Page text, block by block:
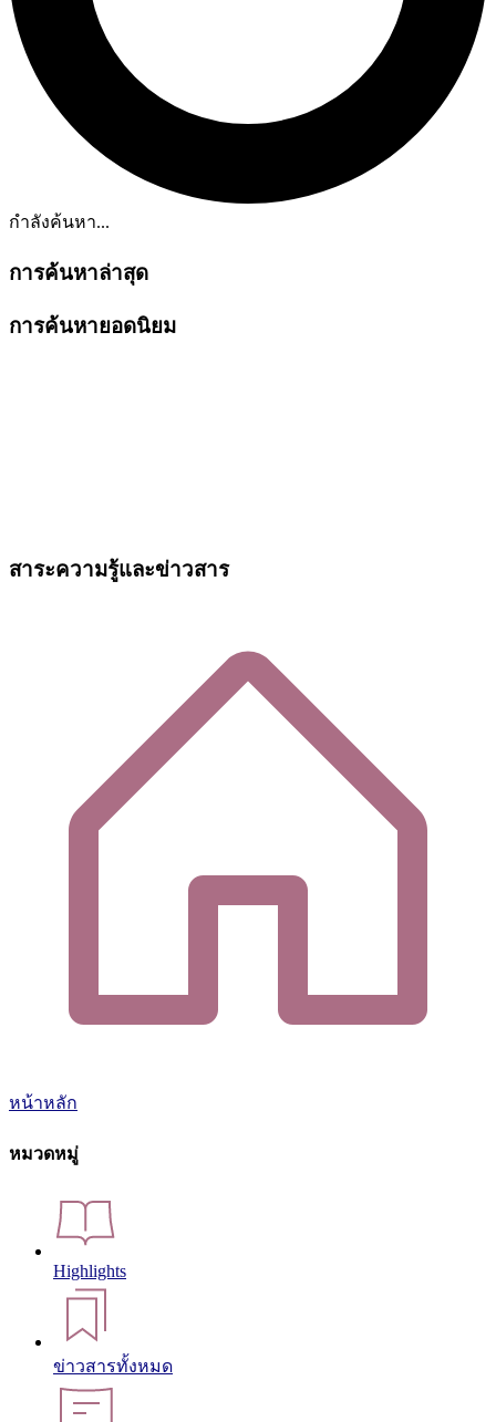
กำลังค้นหา...
การค้นหาล่าสุด
การค้นหายอดนิยม
สาระความรู้และข่าวสาร
หน้าหลัก
หมวดหมู่
Highlights
ข่าวสารทั้งหมด